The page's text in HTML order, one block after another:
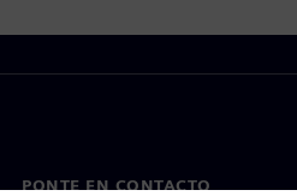
PONTE EN CONTACTO